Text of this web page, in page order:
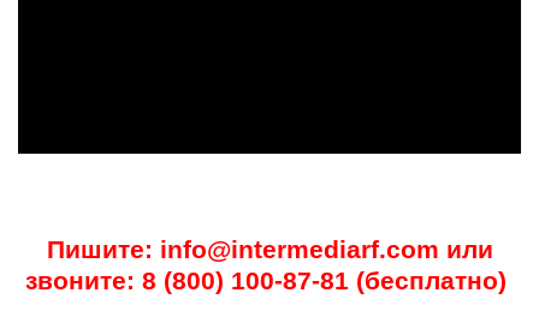
Пишите: info@intermediarf.com или
звоните: 8 (800) 100-87-81 (бесплатно)